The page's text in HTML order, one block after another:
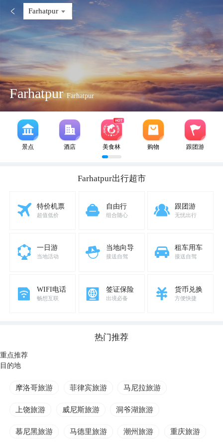
 Farhatpur
FarhatpurFarhatpur
景点 酒店 美食林 购物 跟团游
Farhatpur出行超市
特价机票
超值低价
自由行
组合随心
跟团游
无忧出行
一日游
当地活动
当地向导
接送自驾
租车用车
接送自驾
WIFI电话
畅想互联
签证保险
出境必备
货币兑换
方便快捷
热门推荐
重点推荐
目的地
摩洛哥旅游 菲律宾旅游 马尼拉旅游
上饶旅游 威尼斯旅游 洞爷湖旅游
慕尼黑旅游 马德里旅游 潮州旅游 重庆旅游